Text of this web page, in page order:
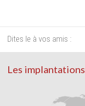
Dites le à vos amis :
Les implantations